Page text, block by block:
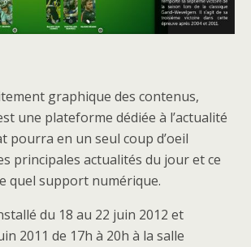
graphique des contenus,
une plateforme dédiée à l’actualité
pourra en un seul coup d’oeil
principales actualités du jour et ce
quel support numérique.
du 18 au 22 juin 2012 et
2011 de 17h à 20h à la salle